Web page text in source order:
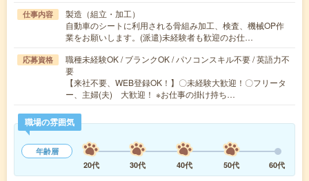
仕事内容
製造（組立・加工）
自動車のシートに利用される骨組み加工、検査、機械OP作
業をお願いします。(派遣)未経験者も歓迎のお仕…
応募資格
職種未経験OK / ブランクOK / パソコンスキル不要 / 英語力不
要
【来社不要、WEB登録OK！】〇未経験大歓迎！〇フリータ
ー、主婦(夫) 大歓迎！ ※お仕事の掛け持ち…
職場の雰囲気
年齢層
20代
30代 40代 50代 60代